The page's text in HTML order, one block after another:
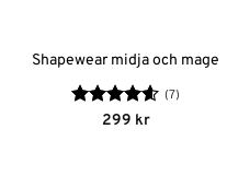
Shapewear midja och mage
Betygsatt
(7)
299 kr